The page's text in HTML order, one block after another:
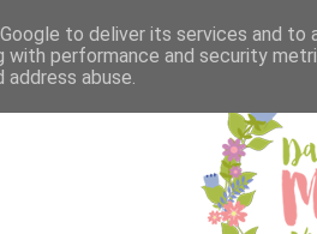
to deliver its services and to
with performance and security
abuse.